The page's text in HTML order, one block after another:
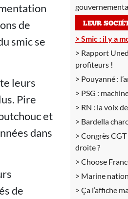
de
smic se
leurs
Pire
et
dans
de
LEUR
Smic : il y a
Rapport
profiteurs !
Pouyanné :
PSG :
RN : la voix
Bardella
Congrès CGT
droite ?
Choose
Marine
Ça l’affiche